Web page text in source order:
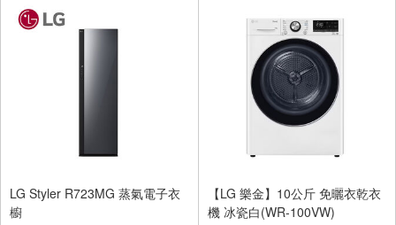
下單贈
滿額贈券
LG Styler R723MG 蒸氣電子衣
櫥
【LG 樂金】10公斤 免曬衣乾衣
機 冰瓷白(WR-100VW)